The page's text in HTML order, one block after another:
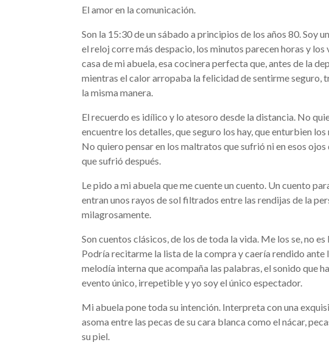
El amor en la comunicación.
Son la 15:30 de un sábado a principios de los años 80. Soy
el reloj corre más despacio, los minutos parecen horas y
casa de mi abuela, esa cocinera perfecta que, antes de la
mientras el calor arropaba la felicidad de sentirme seguro,
la misma manera.
El recuerdo es idílico y lo atesoro desde la distancia. No
encuentre los detalles, que seguro los hay, que enturbien
No quiero pensar en los maltratos que sufrió ni en esos
que sufrió después.
Le pido a mi abuela que me cuente un cuento. Un cuento
entran unos rayos de sol filtrados entre las rendijas de la
milagrosamente.
Son cuentos clásicos, de los de toda la vida. Me los se, no
Podría recitarme la lista de la compra y caería rendido ante
melodía interna que acompaña las palabras, el sonido que
evento único, irrepetible y yo soy el único espectador.
Mi abuela pone toda su intención. Interpreta con una
asoma entre las pecas de su cara blanca como el nácar,
su piel.